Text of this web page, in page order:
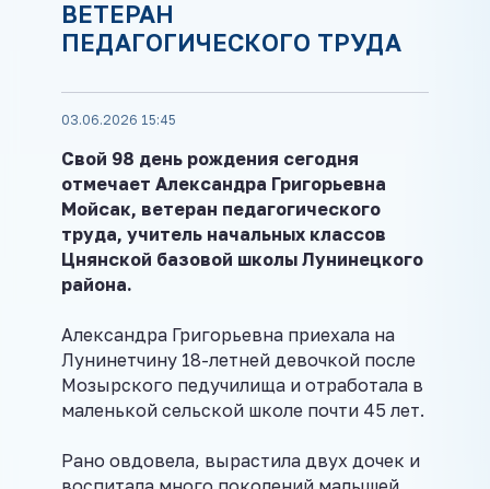
ВЕТЕРАН
ПЕДАГОГИЧЕСКОГО ТРУДА
03.06.2026 15:45
Свой 98 день рождения сегодня
отмечает Александра Григорьевна
Мойсак, ветеран педагогического
труда, учитель начальных классов
Цнянской базовой школы Лунинецкого
района.
Александра Григорьевна приехала на
Лунинетчину 18-летней девочкой после
Мозырского педучилища и отработала в
маленькой сельской школе почти 45 лет.
Рано овдовела, вырастила двух дочек и